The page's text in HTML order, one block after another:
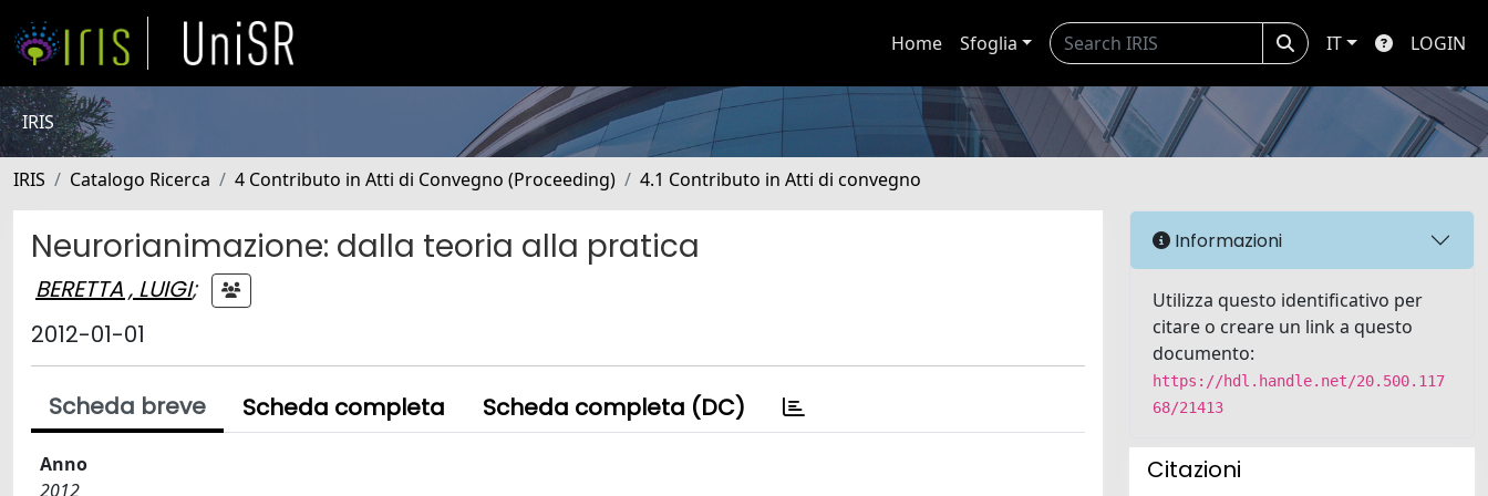
Home Sfoglia IT LOGIN
IRIS
IRIS Catalogo Ricerca 4 Contributo in Atti di Convegno (Proceeding) 4.1 Contributo in Atti di convegno
Neurorianimazione: dalla teoria alla pratica
BERETTA , LUIGI;
2012-01-01
Scheda breve Scheda completa Scheda completa (DC)
Anno
2012
Informazioni
Utilizza questo identificativo per
citare o creare un link a questo
documento:
https://hdl.handle.net/20.500.117
68/21413
Citazioni